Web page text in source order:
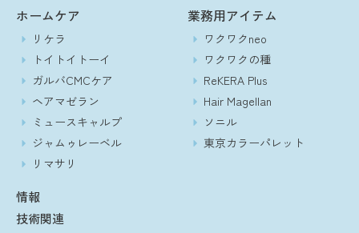
ホームケア
リケラ
トイトイトーイ
ガルバCMCケア
ヘアマゼラン
ミュースキャルプ
ジャムゥレーベル
リマサリ
業務用アイテム
ワクワクneo
ワクワクの種
ReKERA Plus
Hair Magellan
ソニル
東京カラーパレット
情報
技術関連